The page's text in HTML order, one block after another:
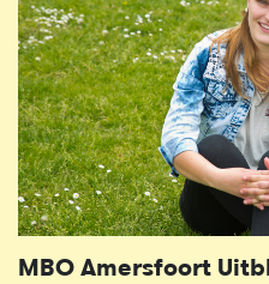
MBO Amersfoort